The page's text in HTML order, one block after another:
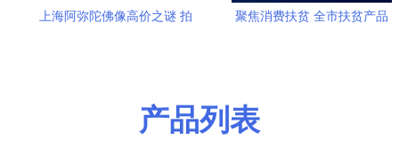
上海阿弥陀佛像高价之谜 拍
聚焦消费扶贫 全市扶贫产品
产品列表